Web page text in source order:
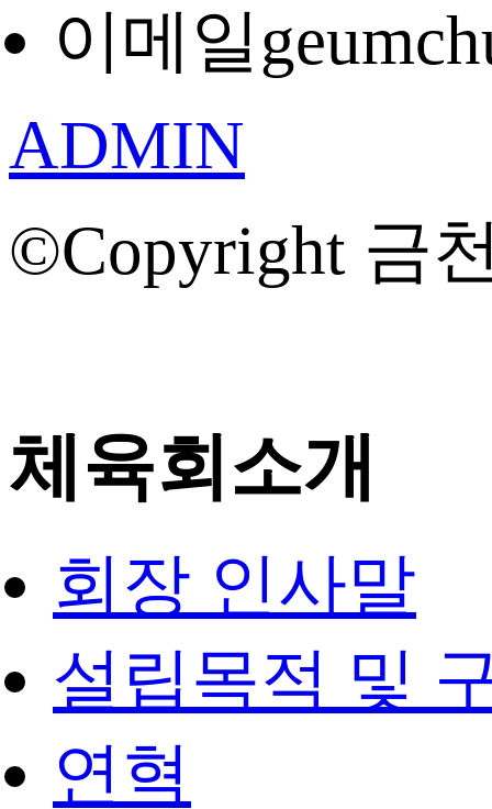
이메일
ADMIN
©Copyright 금
체육회소개
회장 인사말
설립목적 및
연혁